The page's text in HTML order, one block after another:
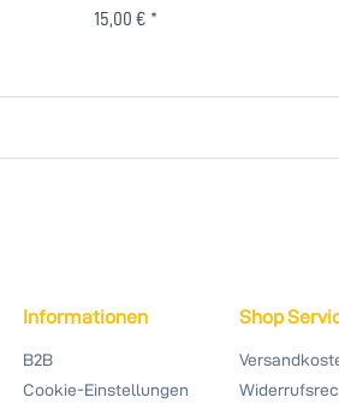
JUGEND SEKT . edited by...
15,00 € *
Informationen
B2B
Cookie-Einstellungen
Shop